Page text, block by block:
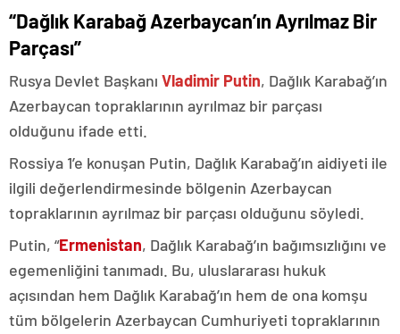
“Dağlık Karabağ Azerbaycan’ın Ayrılmaz Bir
Parçası”
Rusya Devlet Başkanı Vladimir Putin, Dağlık Karabağ’ın
Azerbaycan topraklarının ayrılmaz bir parçası
olduğunu ifade etti.
Rossiya 1’e konuşan Putin, Dağlık Karabağ’ın aidiyeti ile
ilgili değerlendirmesinde bölgenin Azerbaycan
topraklarının ayrılmaz bir parçası olduğunu söyledi.
Putin, “Ermenistan, Dağlık Karabağ’ın bağımsızlığını ve
egemenliğini tanımadı. Bu, uluslararası hukuk
açısından hem Dağlık Karabağ’ın hem de ona komşu
tüm bölgelerin Azerbaycan Cumhuriyeti topraklarının